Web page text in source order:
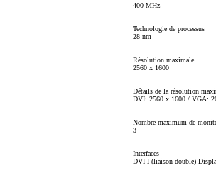
400 MHz
Technologie de processus
28 nm
Résolution maximale
2560 x 1600
Détails de la résolution
DVI: 2560 x 1600 / VGA:
Nombre maximum de
3
Interfaces
DVI-I (liaison double)